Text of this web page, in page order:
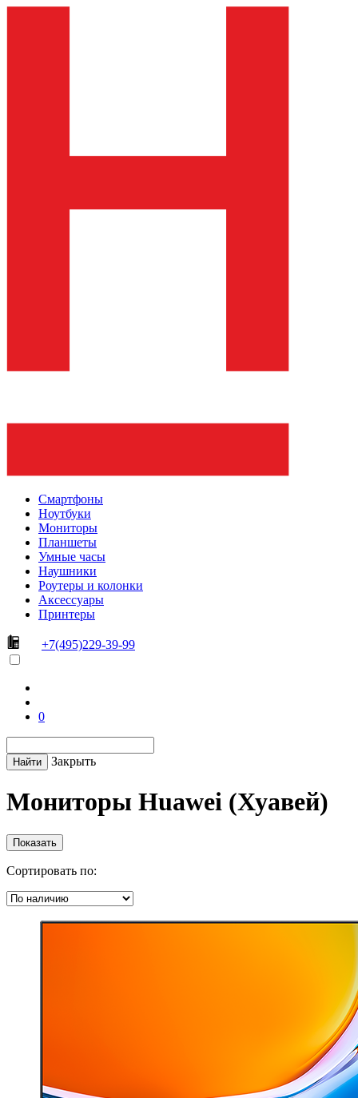
Смартфоны
Ноутбуки
Мониторы
Планшеты
Умные часы
Наушники
Роутеры и колонки
Аксессуары
Принтеры
+7(495)229-39-99
0
Найти Закрыть
Мониторы Huawei (Хуавей)
Сортировать по: